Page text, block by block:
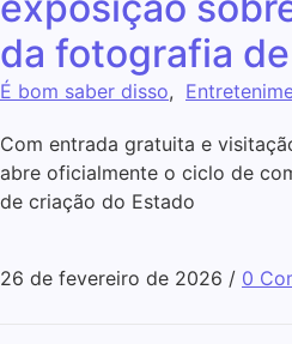
da fotografia
É bom saber disso,
Com entrada gratuita e
abre oficialmente o ciclo de
de criação do Estado
26 de fevereiro de 2026 / 0